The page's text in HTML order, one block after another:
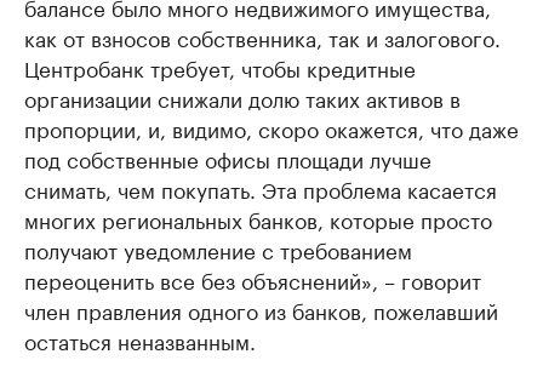
как от взносов собственника, так и залогового.
Центробанк требует, чтобы кредитные
организации снижали долю таких активов в
пропорции, и, видимо, скоро окажется, что даже
под собственные офисы площади лучше
снимать, чем покупать. Эта проблема касается
многих региональных банков, которые просто
получают уведомление с требованием
переоценить все без объяснений», – говорит
член правления одного из банков, пожелавший
остаться неназванным.